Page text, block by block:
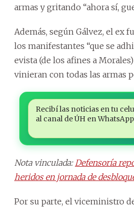
armas y gritando “ahora sí,
Además, según Gálvez, el ex
los manifestantes “que se
evista (de los afines a
vinieran con todas las armas
Recibí las noticias en tu
al canal de ÚH en
Nota vinculada: Defensoría
heridos en jornada de
Por su parte, el viceministro